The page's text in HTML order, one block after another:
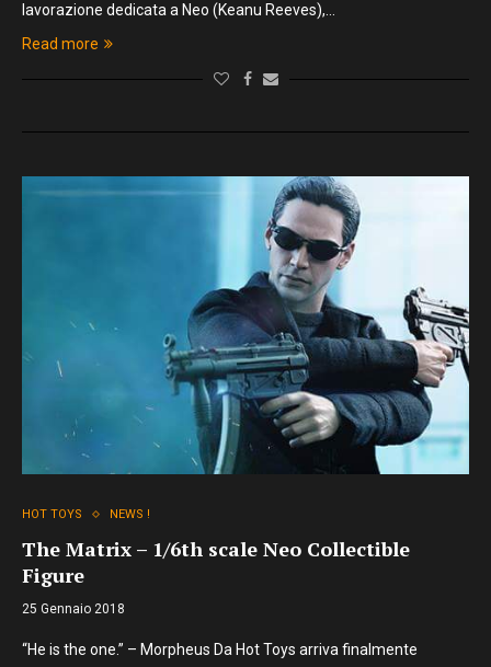
lavorazione dedicata a Neo (Keanu Reeves),…
Read more
HOT TOYS NEWS !
The Matrix – 1/6th scale Neo Collectible
Figure
25 Gennaio 2018
“He is the one.” – Morpheus Da Hot Toys arriva finalmente